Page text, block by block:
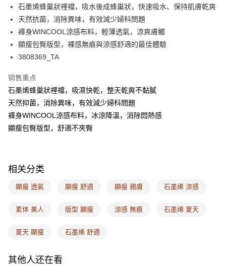
PXPay Plus
Plus PAY
AFTEE先享后付
相关说明
1. 於付款方式選擇AFTEE先享後付，將跳出AFTEE先享後付手機驗證視
2. 進行簡訊驗證之後，即可完成結帳手續。
3. 訂單確認後不需事先繳費，商品會配送至您的指定地址。
4. 下訂完成後，您的手機會收到一封繳費通知簡訊，APP會員則會收到
AFTEE APP推播通知。
5. 收到商品當下無需繳費，確認無誤後，請再利用繳費通知簡訊或AFTEE
有最長 45 天內付款之服務。
繳費期限，為商家向您請款的時間，再加上使用AFTEE可延長的天數所計算
商品與否，仍需要請您在AFTEE規定的時間內完成繳費。
二、付款限制
2. 結帳金額須大於NT$30
3. 目前僅支援台灣會員
ATM付款
运送方式
全家取付
每笔NT$100，满NT$1,500(含以上)免运费
每笔NT$100，满NT$1,500(含以上)免运费
付款後7-11取貨
每笔NT$100，满NT$1,500(含以上)免运费
石墨烯蜂巢狀裡襠，吸水後成蜂巢狀，快速吸水、保持肌膚乾爽
天然抗菌，消除異味，有效減少婦科問題
褲身WINCOOL涼感布料，輕薄透氣，涼爽膚觸
顯瘦包臀版型，裸感無痕與涼感舒適的最佳體驗
3808369_TA
销售重点
石墨烯蜂巢狀裡襠，吸濕快乾，整天乾爽不黏膩
天然抑菌，消除異味，有效減少婦科問題
褲身WINCOOL涼感布料，冰涼降溫，消除悶熱感
顯瘦包臀版型，舒適不夾臀
相关分类
顯瘦 透氣 顯瘦 舒適 顯瘦 親膚 石墨烯 涼感
素体 美人 版型 顯瘦 涼感 無痕 石墨烯 夏天
夏天 顯瘦 石墨烯 舒適
其他人还在看